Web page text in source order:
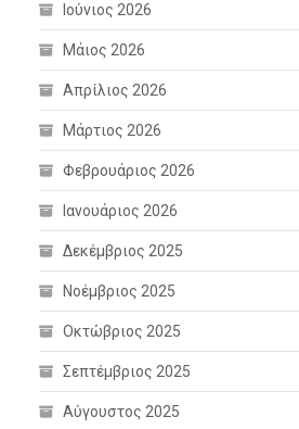
Ιούνιος 2026
Μάιος 2026
Απρίλιος 2026
Μάρτιος 2026
Φεβρουάριος 2026
Ιανουάριος 2026
Δεκέμβριος 2025
Νοέμβριος 2025
Οκτώβριος 2025
Σεπτέμβριος 2025
Αύγουστος 2025